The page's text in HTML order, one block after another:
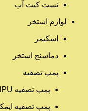
تست کیت آب
لوازم استخر
اسکیمر
دماسنج استخر
پمپ تصفیه
پمپ تصفیه CIPU
پمپ تصفیه